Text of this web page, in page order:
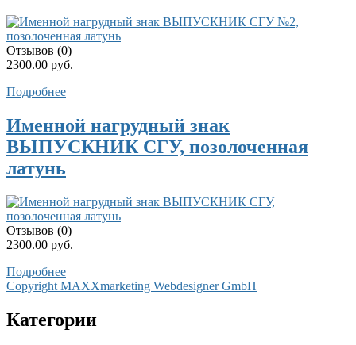
Отзывов (0)
2300.00 руб.
Подробнее
Именной нагрудный знак
ВЫПУСКНИК СГУ, позолоченная
латунь
Отзывов (0)
2300.00 руб.
Подробнее
Copyright MAXXmarketing Webdesigner GmbH
Категории